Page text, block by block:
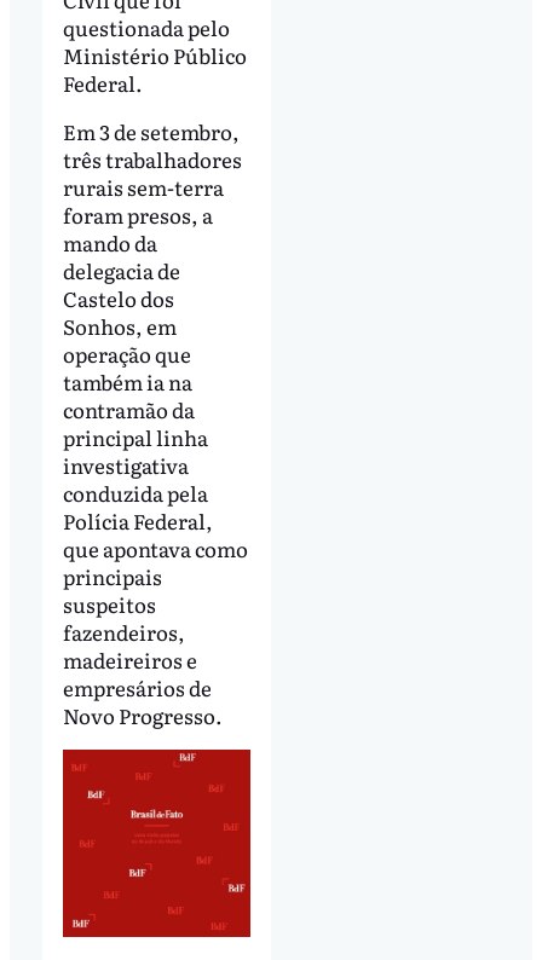
questionada pelo
Ministério Público
Federal.
Em 3 de setembro,
três trabalhadores
rurais sem-terra
foram presos, a
mando da
delegacia de
Castelo dos
Sonhos, em
operação que
também ia na
contramão da
principal linha
investigativa
conduzida pela
Polícia Federal,
que apontava como
principais
suspeitos
fazendeiros,
madeireiros e
empresários de
Novo Progresso.